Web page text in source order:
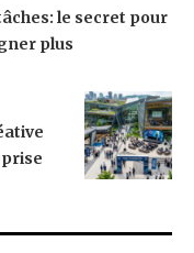
le secret pour
plus